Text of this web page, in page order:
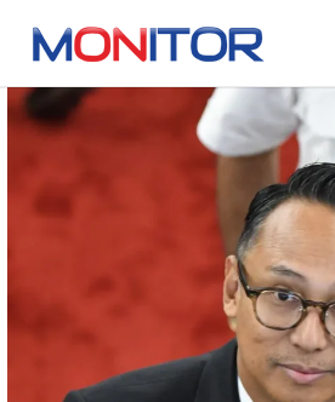
Tag: Dubes RI